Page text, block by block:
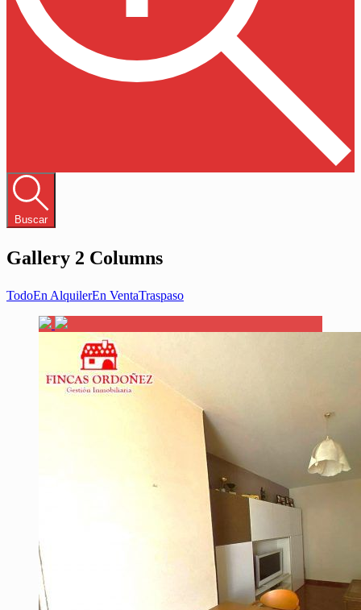
Buscar
Gallery 2 Columns
TodoEn AlquilerEn VentaTraspaso